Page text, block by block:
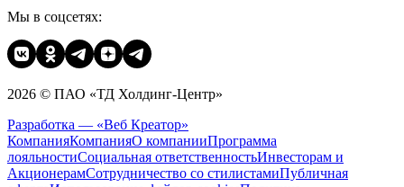
Мы в соцсетях:
2026 © ПАО «ТД Холдинг-Центр»
Разработка — «Веб Креатор»
КомпанияКомпанияО компанииПрограмма
лояльностиСоциальная ответственностьИнвесторам и
АкционерамСотрудничество со стилистамиПубличная